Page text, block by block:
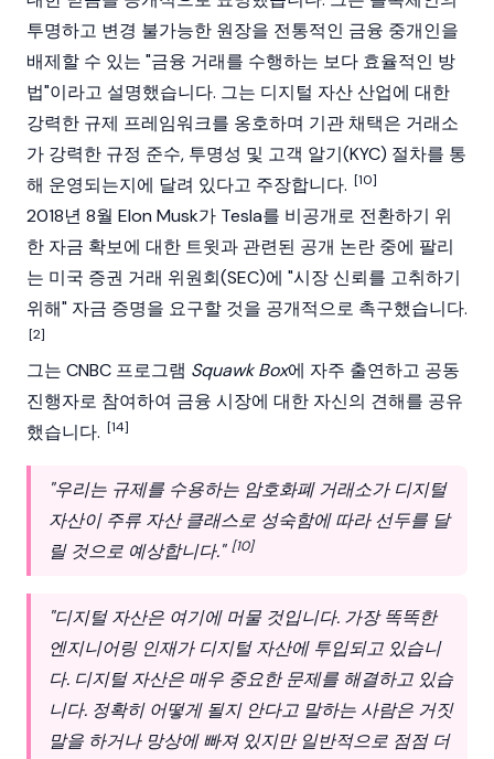
투명하고 변경 불가능한 원장을 전통적인 금융 중개인을
배제할 수 있는 "금융 거래를 수행하는 보다 효율적인 방
법"이라고 설명했습니다. 그는 디지털 자산 산업에 대한
강력한 규제 프레임워크를 옹호하며 기관 채택은 거래소
가 강력한 규정 준수, 투명성 및 고객 알기(KYC) 절차를 통
해 운영되는지에 달려 있다고 주장합니다. [10]
2018년 8월 Elon Musk가 Tesla를 비공개로 전환하기 위
한 자금 확보에 대한 트윗과 관련된 공개 논란 중에 팔리
는 미국 증권 거래 위원회(SEC)에 "시장 신뢰를 고취하기
위해" 자금 증명을 요구할 것을 공개적으로 촉구했습니다.
[2]
그는 CNBC 프로그램 Squawk Box에 자주 출연하고 공동
진행자로 참여하여 금융 시장에 대한 자신의 견해를 공유
했습니다. [14]
"우리는 규제를 수용하는 암호화폐거래소가 디지털
자산이 주류 자산 클래스로 성숙함에 따라 선두를 달
릴 것으로 예상합니다." [10]
"디지털 자산은 여기에 머물 것입니다. 가장 똑똑한
엔지니어링 인재가 디지털 자산에 투입되고 있습니
다. 디지털 자산은 매우 중요한 문제를 해결하고 있습
니다. 정확히 어떻게 될지 안다고 말하는 사람은 거짓
말을 하거나 망상에 빠져 있지만 일반적으로 점점 더